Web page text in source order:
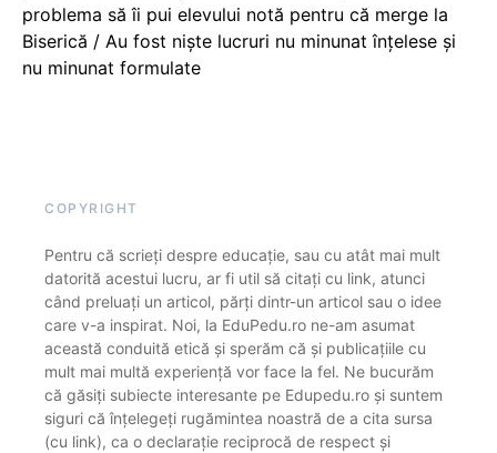
problema să îi pui elevului notă pentru că merge la
Biserică / Au fost niște lucruri nu minunat înțelese și
nu minunat formulate
COPYRIGHT
Pentru că scrieți despre educație, sau cu atât mai mult
datorită acestui lucru, ar fi util să citați cu link, atunci
când preluați un articol, părți dintr-un articol sau o idee
care v-a inspirat. Noi, la EduPedu.ro ne-am asumat
această conduită etică și sperăm că și publicațiile cu
mult mai multă experiență vor face la fel. Ne bucurăm
că găsiți subiecte interesante pe Edupedu.ro și suntem
siguri că înțelegeți rugămintea noastră de a cita sursa
(cu link), ca o declarație reciprocă de respect și